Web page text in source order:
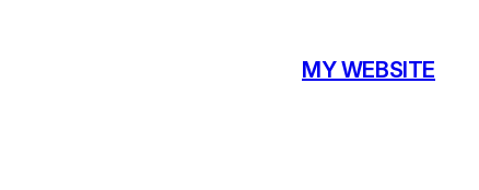
المحتوى
MY WEBSITE